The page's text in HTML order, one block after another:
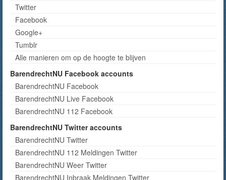
Twitter
Facebook
Google+
Tumblr
Alle manieren om op de hoogte te blijven
BarendrechtNU Facebook accounts
BarendrechtNU Facebook
BarendrechtNU Live Facebook
BarendrechtNU 112 Facebook
BarendrechtNU Twitter accounts
BarendrechtNU Twitter
BarendrechtNU 112 Meldingen Twitter
BarendrechtNU Weer Twitter
BarendrechtNU Inbraak Meldingen Twitter